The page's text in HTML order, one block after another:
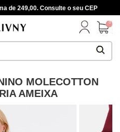
de 249,00. Consulte o seu CEP
0
MOLECOTTON
AMEIXA